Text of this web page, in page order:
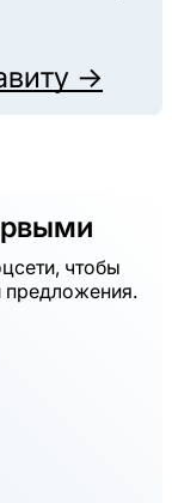
→
чтобы
предложения.